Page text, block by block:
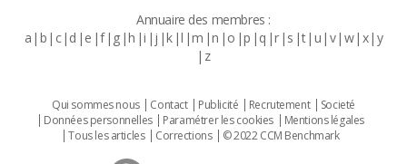
Annuaire des membres :
a b c d e f g h i j k l m n o p q r s t u v w x y
z
Qui sommes nous Contact Publicité Recrutement
Societé
Données personnelles
Paramétrer les cookies
Mentions légales
Tous les articles
Corrections © 2022 CCM Benchmark